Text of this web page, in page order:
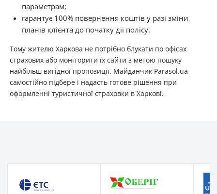
параметрам;
гарантує 100% повернення коштів у разі зміни
планів клієнта до початку дії полісу.
Тому жителю Харкова не потрібно блукати по офісах
страхових або моніторити їх сайти з метою пошуку
найбільш вигідної пропозиції. Майданчик Parasol.ua
самостійно підбере і надасть готове рішення при
оформленні туристичної страховки в Харкові.